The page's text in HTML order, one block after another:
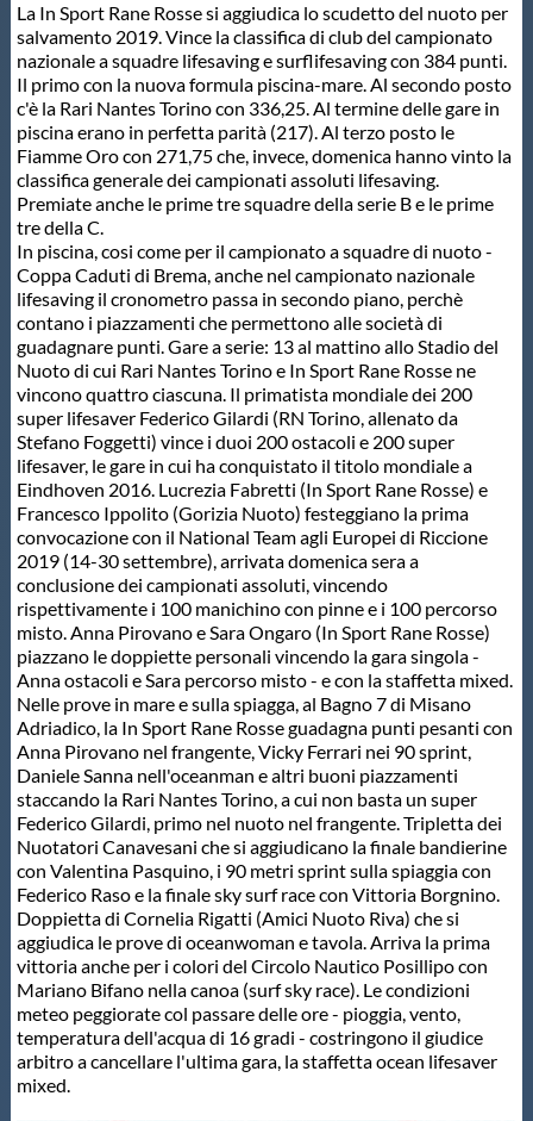
Scuole Nuoto
Propaganda
Centri Federali
Area Legislativa
Protezione Civile
Qualità
Sostenibilità
Privacy
Cookie Policy
Archivio News
Flash News
Galleria fotografica
Videogallery
Intranet
Webmail
La In Sport Rane Rosse si aggiudica lo scudetto del nuoto per
salvamento 2019. Vince la classifica di club del campionato
nazionale a squadre lifesaving e surflifesaving con 384 punti.
Il primo con la nuova formula piscina-mare. Al secondo posto
c'è la Rari Nantes Torino con 336,25. Al termine delle gare in
piscina erano in perfetta parità (217). Al terzo posto le
Fiamme Oro con 271,75 che, invece, domenica hanno vinto la
classifica generale dei campionati assoluti lifesaving.
Premiate anche le prime tre squadre della serie B e le prime
tre della C.
In piscina, cosi come per il campionato a squadre di nuoto -
Coppa Caduti di Brema, anche nel campionato nazionale
lifesaving il cronometro passa in secondo piano, perchè
contano i piazzamenti che permettono alle società di
guadagnare punti. Gare a serie: 13 al mattino allo Stadio del
Nuoto di cui Rari Nantes Torino e In Sport Rane Rosse ne
vincono quattro ciascuna. Il primatista mondiale dei 200
super lifesaver Federico Gilardi (RN Torino, allenato da
Stefano Foggetti) vince i duoi 200 ostacoli e 200 super
lifesaver, le gare in cui ha conquistato il titolo mondiale a
Eindhoven 2016. Lucrezia Fabretti (In Sport Rane Rosse) e
Francesco Ippolito (Gorizia Nuoto) festeggiano la prima
convocazione con il National Team agli Europei di Riccione
2019 (14-30 settembre), arrivata domenica sera a
conclusione dei campionati assoluti, vincendo
rispettivamente i 100 manichino con pinne e i 100 percorso
misto. Anna Pirovano e Sara Ongaro (In Sport Rane Rosse)
piazzano le doppiette personali vincendo la gara singola -
Anna ostacoli e Sara percorso misto - e con la staffetta mixed.
Nelle prove in mare e sulla spiagga, al Bagno 7 di Misano
Adriadico, la In Sport Rane Rosse guadagna punti pesanti con
Anna Pirovano nel frangente, Vicky Ferrari nei 90 sprint,
Daniele Sanna nell'oceanman e altri buoni piazzamenti
staccando la Rari Nantes Torino, a cui non basta un super
Federico Gilardi, primo nel nuoto nel frangente. Tripletta dei
Nuotatori Canavesani che si aggiudicano la finale bandierine
con Valentina Pasquino, i 90 metri sprint sulla spiaggia con
Federico Raso e la finale sky surf race con Vittoria Borgnino.
Doppietta di Cornelia Rigatti (Amici Nuoto Riva) che si
aggiudica le prove di oceanwoman e tavola. Arriva la prima
vittoria anche per i colori del Circolo Nautico Posillipo con
Mariano Bifano nella canoa (surf sky race). Le condizioni
meteo peggiorate col passare delle ore - pioggia, vento,
temperatura dell'acqua di 16 gradi - costringono il giudice
arbitro a cancellare l'ultima gara, la staffetta ocean lifesaver
mixed.